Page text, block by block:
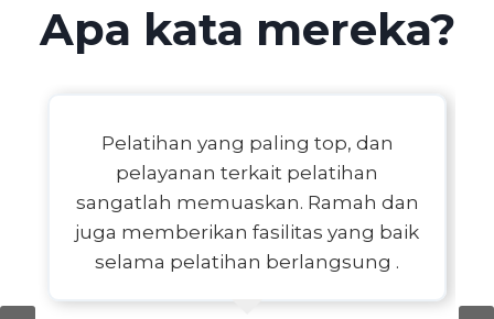
Apa kata mereka?
Pelatihan yang paling top, dan
pelayanan terkait pelatihan
sangatlah memuaskan. Ramah dan
juga memberikan fasilitas yang baik
selama pelatihan berlangsung .